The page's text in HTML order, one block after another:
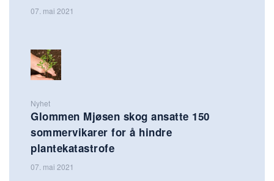
07. mai 2021
Nyhet
Glommen Mjøsen skog ansatte 150
sommervikarer for å hindre
plantekatastrofe
07. mai 2021